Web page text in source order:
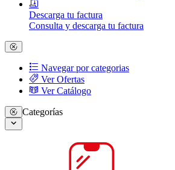
Descarga tu factura
Consulta y descarga tu factura
Navegar por categorias
Ver Ofertas
Ver Catálogo
Categorías